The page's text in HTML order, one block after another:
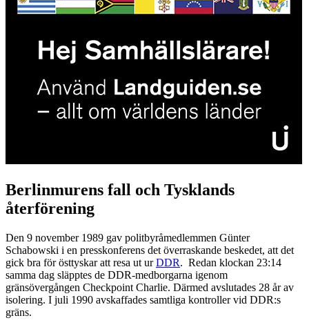
Berlinmurens fall och Tysklands
återförening
Den 9 november 1989 gav politbyråmedlemmen Günter
Schabowski i en presskonferens det överraskande beskedet, att det
gick bra för östtyskar att resa ut urDDR. Redan klockan 23:14
samma dag släpptes de DDR-medborgarna igenom
gränsövergången Checkpoint Charlie. Därmed avslutades 28 år av
isolering. I juli 1990 avskaffades samtliga kontroller vid DDR:s
gräns.